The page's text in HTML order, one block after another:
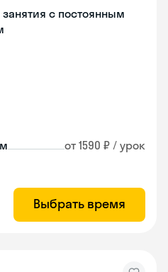
с постоянным
от 1590 ₽ / урок
Выбрать время